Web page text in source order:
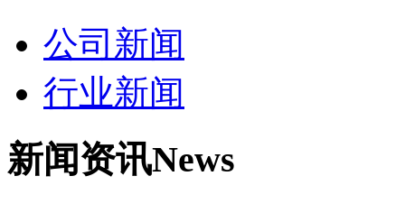
公司新闻
行业新闻
新闻资讯News